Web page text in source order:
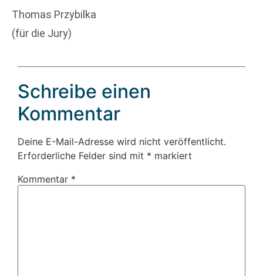
Thomas Przybilka
(für die Jury)
Schreibe einen
Kommentar
Deine E-Mail-Adresse wird nicht veröffentlicht.
Erforderliche Felder sind mit * markiert
Kommentar *